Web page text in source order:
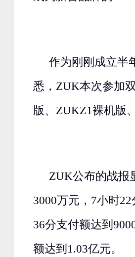
作为刚刚成立半
悉，ZUK本次参加
版、ZUKZ1裸机版
ZUK公布的战报
3000万元，7小时
36分支付额达到
额达到1.03亿元。